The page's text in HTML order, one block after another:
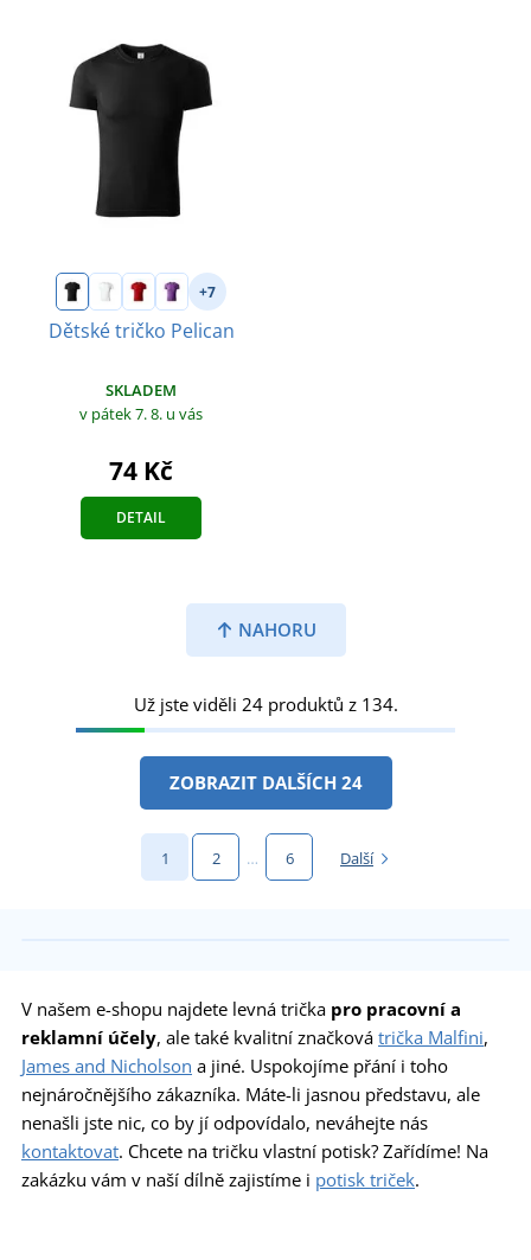
+7
Dětské tričko Pelican
SKLADEM
v pátek 7. 8. u vás
74 Kč
DETAIL
NAHORU
Už jste viděli 24 produktů z 134.
ZOBRAZIT DALŠÍCH 24
1 2 … 6 Další
V našem e-shopu najdete levná trička pro pracovní a
reklamní účely, ale také kvalitní značková trička Malfini,
James and Nicholson a jiné. Uspokojíme přání i toho
nejnáročnějšího zákazníka. Máte-li jasnou představu, ale
nenašli jste nic, co by jí odpovídalo, neváhejte nás
kontaktovat. Chcete na tričku vlastní potisk? Zařídíme! Na
zakázku vám v naší dílně zajistíme i potisk triček.